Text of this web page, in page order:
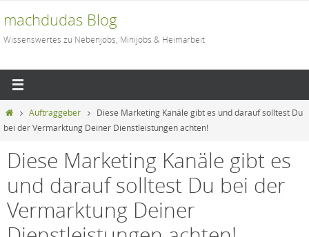
Inhalt
springen
machdudas Blog
Wissenswertes zu Nebenjobs, Minijobs & Heimarbeit
StartAuftraggeber
Diese Marketing Kanäle gibt es und darauf solltest Du
bei der Vermarktung Deiner Dienstleistungen achten!
Diese Marketing Kanäle gibt es
und darauf solltest Du bei der
Vermarktung Deiner